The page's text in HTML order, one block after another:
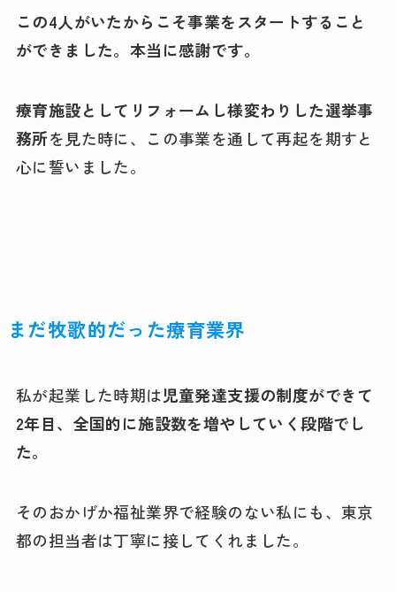
この4人がいたからこそ事業をスタートすること
ができました。本当に感謝です。
療育施設としてリフォームし様変わりした選挙事
務所を見た時に、この事業を通して再起を期すと
心に誓いました。
まだ牧歌的だった療育業界
私が起業した時期は児童発達支援の制度ができて
2年目、全国的に施設数を増やしていく段階でし
た。
そのおかげか福祉業界で経験のない私にも、東京
都の担当者は丁寧に接してくれました。